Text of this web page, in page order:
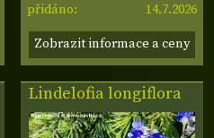
přidáno:
14.7.2026
Zobrazit informace a ceny
Lindelofia longiflora